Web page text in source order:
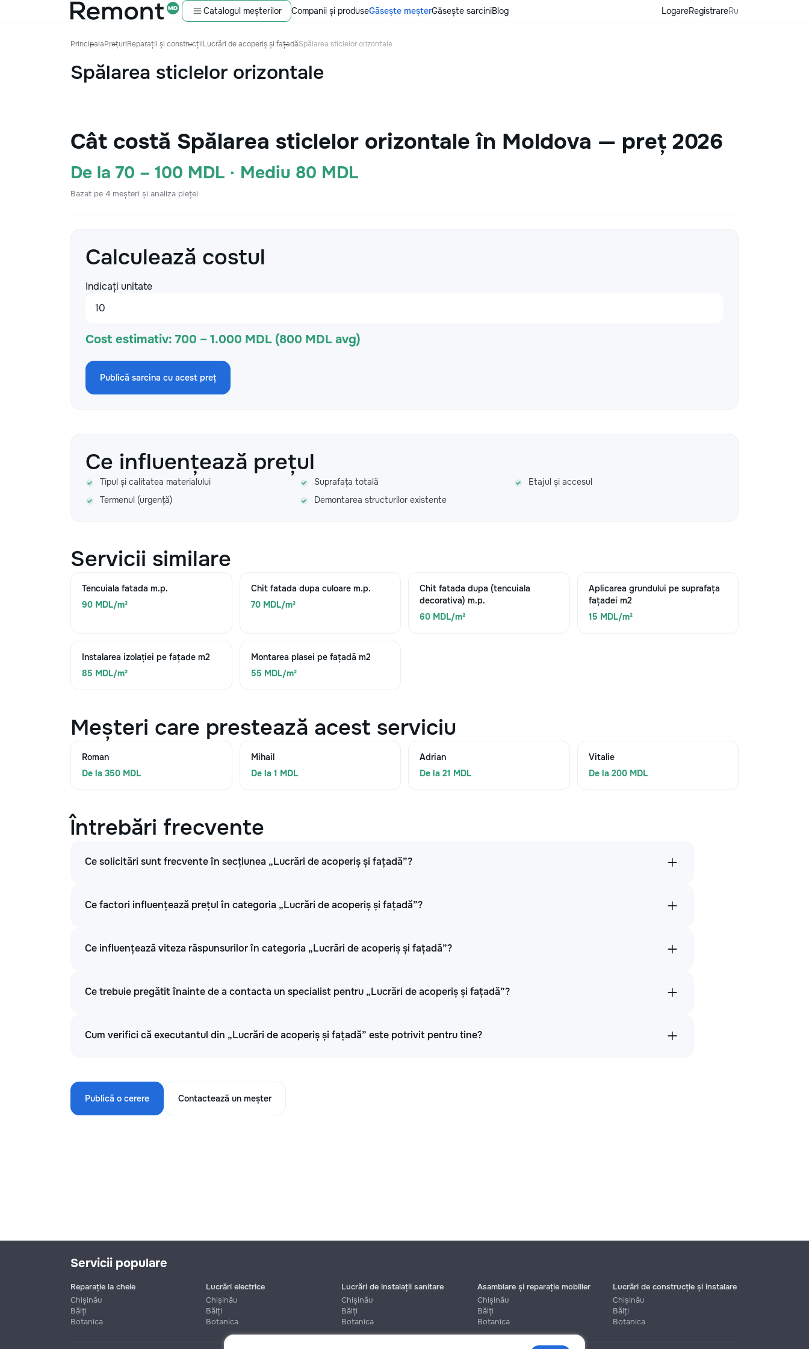
Catalogul meșterilor Companii și produseGăsește meșterGăsește sarciniBlog LogareRegistrareRu
PrincipalaPrețuriReparații și construcțiiLucrări de acoperiș și fațadăSpălarea sticlelor orizontale
Spălarea sticlelor orizontale
Cât costă Spălarea sticlelor orizontale în Moldova — preț 2026
De la 70 – 100 MDL · Mediu 80 MDL
Bazat pe 4 meșteri și analiza pieței
Calculează costul
Indicați unitate
Cost estimativ: 700 – 1.000 MDL (800 MDL avg)
Publică sarcina cu acest preț
Ce influențează prețul
Tipul și calitatea materialului Suprafața totală
Etajul și accesul
Termenul (urgență)
Demontarea structurilor existente
Servicii similare
Tencuiala fatada m.p.
90 MDL/m²
Chit fatada dupa culoare m.p.
70 MDL/m²
Chit fatada dupa (tencuiala
decorativa) m.p.
60 MDL/m²
Aplicarea grundului pe suprafața
fațadei m2
15 MDL/m²
Instalarea izolației pe fațade m2
85 MDL/m²
Montarea plasei pe fațadă m2
55 MDL/m²
Meșteri care prestează acest serviciu
Roman
De la 350 MDL
Mihail
De la 1 MDL
Adrian
De la 21 MDL
Vitalie
De la 200 MDL
Întrebări frecvente
Ce solicitări sunt frecvente în secțiunea „Lucrări de acoperiș și fațadă”?
Ce factori influențează prețul în categoria „Lucrări de acoperiș și fațadă”?
Ce influențează viteza răspunsurilor în categoria „Lucrări de acoperiș și fațadă”?
Ce trebuie pregătit înainte de a contacta un specialist pentru „Lucrări de acoperiș și fațadă”?
Cum verifici că executantul din „Lucrări de acoperiș și fațadă” este potrivit pentru tine?
Publică o cerere Contactează un meșter
Servicii populare
Reparație la cheie
Chișinău
Bălți
Botanica
Lucrări electrice
Chișinău
Bălți
Botanica
Lucrări de instalații sanitare
Chișinău
Bălți
Botanica
Asamblare și reparație mobilier
Chișinău
Bălți
Botanica
Lucrări de construcție și instalare
Chișinău
Bălți
Botanica